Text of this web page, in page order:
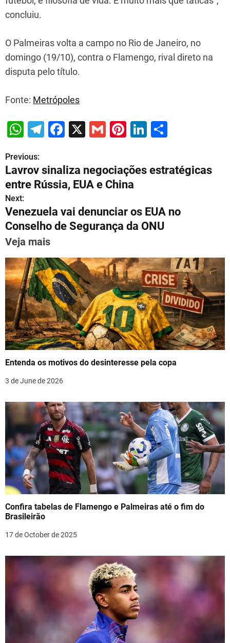
concluiu.
O Palmeiras volta a campo no Rio de Janeiro, no
domingo (19/10), contra o Flamengo, rival direto na
disputa pelo título.
Fonte: Metrópoles
W
at
s
A
p
p
T
e
gr
a
m
F
c
e
b
o
o
X
G
ai
l
Pi
er
e
st
Li
e
n
ar
e
P
o
s
t
n
a
v
i
g
a
t
n
Previous:
Lavrov sinaliza negociações estratégicas
entre Rússia, EUA e China
Next:
Venezuela vai denunciar os EUA no
Conselho de Segurança da ONU
Veja mais
Entenda os motivos do desinteresse pela copa
3 de June de 2026
Confira tabelas de Flamengo e Palmeiras até o fim do
Brasileirão
17 de October de 2025